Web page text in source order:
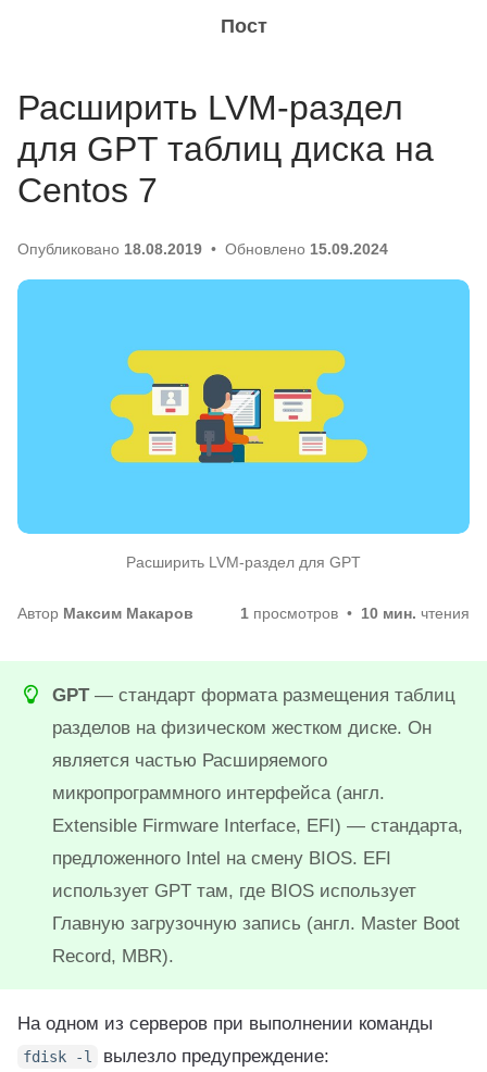
Пост
Расширить LVM-раздел
для GPT таблиц диска на
Centos 7
Опубликовано 18.08.2019 Обновлено 15.09.2024
Расширить LVM-раздел для GPT
Автор Максим Макаров 1 просмотров 10 мин. чтения
GPT— стандарт формата размещения таблиц
разделов на физическом жестком диске. Он
является частью Расширяемого
микропрограммного интерфейса (англ.
Extensible Firmware Interface, EFI) — стандарта,
предложенного Intel на смену BIOS. EFI
использует GPT там, где BIOS использует
Главную загрузочную запись (англ. Master Boot
Record, MBR).
На одном из серверов при выполнении команды
fdisk -l вылезло предупреждение: